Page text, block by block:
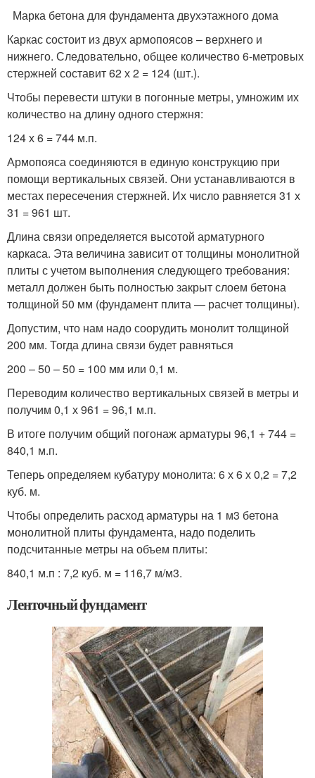
Марка бетона для фундамента двухэтажного дома
Каркас состоит из двух армопоясов – верхнего и
нижнего. Следовательно, общее количество 6-метровых
стержней составит 62 х 2 = 124 (шт.).
Чтобы перевести штуки в погонные метры, умножим их
количество на длину одного стержня:
124 х 6 = 744 м.п.
Армопояса соединяются в единую конструкцию при
помощи вертикальных связей. Они устанавливаются в
местах пересечения стержней. Их число равняется 31 х
31 = 961 шт.
Длина связи определяется высотой арматурного
каркаса. Эта величина зависит от толщины монолитной
плиты с учетом выполнения следующего требования:
металл должен быть полностью закрыт слоем бетона
толщиной 50 мм (фундамент плита — расчет толщины).
Допустим, что нам надо соорудить монолит толщиной
200 мм. Тогда длина связи будет равняться
200 – 50 – 50 = 100 мм или 0,1 м.
Переводим количество вертикальных связей в метры и
получим 0,1 х 961 = 96,1 м.п.
В итоге получим общий погонаж арматуры 96,1 + 744 =
840,1 м.п.
Теперь определяем кубатуру монолита: 6 х 6 х 0,2 = 7,2
куб. м.
Чтобы определить расход арматуры на 1 м3 бетона
монолитной плиты фундамента, надо поделить
подсчитанные метры на объем плиты:
840,1 м.п : 7,2 куб. м = 116,7 м/м3.
Ленточный фундамент